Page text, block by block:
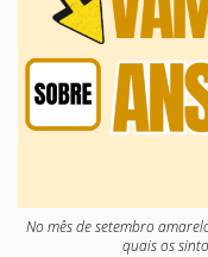
No mês de setembro
quais os